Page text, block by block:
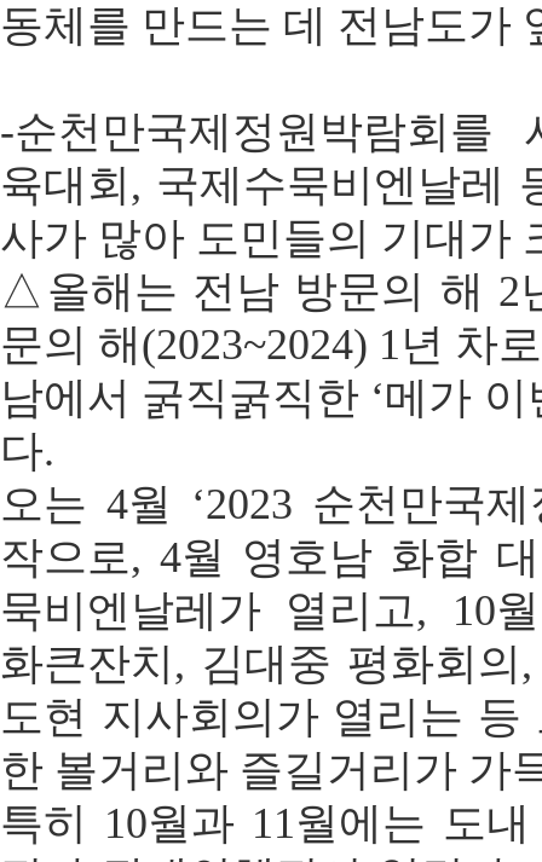
동체를 만드는 데 전남도가
-순천만국제정원박람회를
육대회, 국제수묵비엔날레
사가 많아 도민들의 기대가
△올해는 전남 방문의 해 2
문의 해(2023~2024) 1년 차
남에서 굵직굵직한 ‘메가
다.
오는 4월 ‘2023 순천만국
작으로, 4월 영호남 화합
묵비엔날레가 열리고, 10
화큰잔치, 김대중 평화회의
도현 지사회의가 열리는 등
한 볼거리와 즐길거리가 가
특히 10월과 11월에는 도